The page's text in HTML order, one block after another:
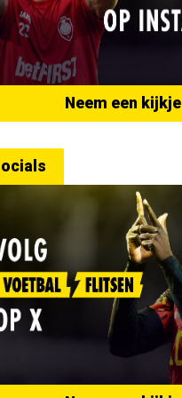
Neem een kijkje